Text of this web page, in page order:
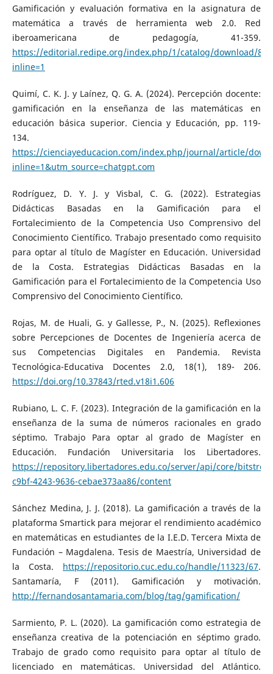
Gamificación y evaluación formativa en la asignatura de
matemática a través de herramienta web 2.0. Red
iberoamericana de pedagogía, 41-359.
https://editorial.redipe.org/index.php/1/catalog/download/8/
inline=1
Quimí, C. K. J. y Laínez, Q. G. A. (2024). Percepción docente:
gamificación en la enseñanza de las matemáticas en
educación básica superior. Ciencia y Educación, pp. 119-
134.
https://cienciayeducacion.com/index.php/journal/article/
inline=1&utm_source=chatgpt.com
Rodríguez, D. Y. J. y Visbal, C. G. (2022). Estrategias
Didácticas Basadas en la Gamificación para el
Fortalecimiento de la Competencia Uso Comprensivo del
Conocimiento Científico. Trabajo presentado como requisito
para optar al título de Magíster en Educación. Universidad
de la Costa. Estrategias Didácticas Basadas en la
Gamificación para el Fortalecimiento de la Competencia Uso
Comprensivo del Conocimiento Científico.
Rojas, M. de Huali, G. y Gallesse, P., N. (2025). Reflexiones
sobre Percepciones de Docentes de Ingeniería acerca de
sus Competencias Digitales en Pandemia. Revista
Tecnológica-Educativa Docentes 2.0, 18(1), 189- 206.
https://doi.org/10.37843/rted.v18i1.606
Rubiano, L. C. F. (2023). Integración de la gamificación en la
enseñanza de la suma de números racionales en grado
séptimo. Trabajo Para optar al grado de Magíster en
Educación. Fundación Universitaria los Libertadores.
https://repository.libertadores.edu.co/server/api/core/
c9bf-4243-9636-cebae373aa86/content
Sánchez Medina, J. J. (2018). La gamificación a través de la
plataforma Smartick para mejorar el rendimiento académico
en matemáticas en estudiantes de la I.E.D. Tercera Mixta de
Fundación – Magdalena. Tesis de Maestría, Universidad de
la Costa. https://repositorio.cuc.edu.co/handle/11323/67.
Santamaría, F (2011). Gamificación y motivación.
http://fernandosantamaria.com/blog/tag/gamification/
Sarmiento, P. L. (2020). La gamificación como estrategia de
enseñanza creativa de la potenciación en séptimo grado.
Trabajo de grado como requisito para optar al título de
licenciado en matemáticas. Universidad del Atlántico.